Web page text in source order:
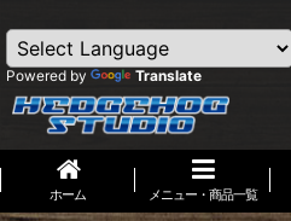
Powered by Translate
ホーム メニュー・商品一覧